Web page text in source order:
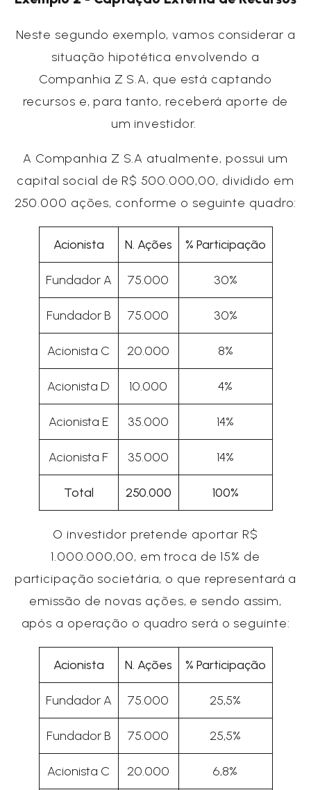
Neste segundo exemplo, vamos considerar a
situação hipotética envolvendo a
Companhia Z S.A, que está captando
recursos e, para tanto, receberá aporte de
um investidor.
A Companhia Z S.A atualmente, possui um
capital social de R$ 500.000,00, dividido em
250.000 ações, conforme o seguinte quadro:
Acionista N. Ações % Participação
Fundador A 75.000 30%
Fundador B 75.000 30%
Acionista C 20.000 8%
Acionista D 10.000 4%
Acionista E 35.000 14%
Acionista F 35.000 14%
Total 250.000 100%
O investidor pretende aportar R$
1.000.000,00, em troca de 15% de
participação societária, o que representará a
emissão de novas ações, e sendo assim,
após a operação o quadro será o seguinte:
Acionista N. Ações % Participação
Fundador A 75.000 25,5%
Fundador B 75.000 25,5%
Acionista C 20.000 6,8%